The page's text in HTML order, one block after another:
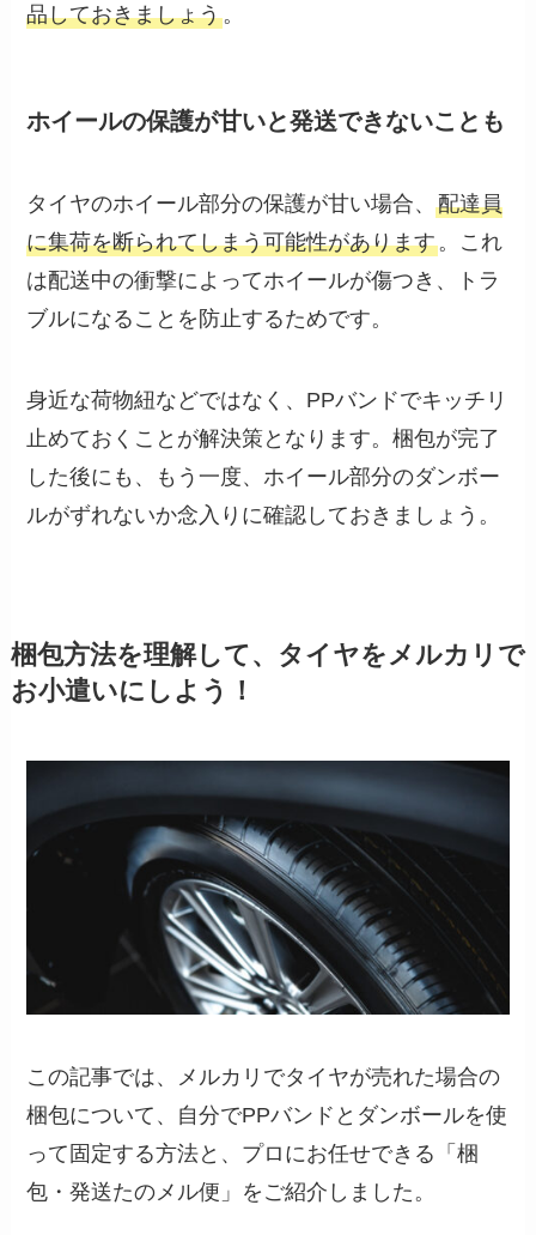
品しておきましょう。
ホイールの保護が甘いと発送できないことも
タイヤのホイール部分の保護が甘い場合、配達員
に集荷を断られてしまう可能性があります。これ
は配送中の衝撃によってホイールが傷つき、トラ
ブルになることを防止するためです。
身近な荷物紐などではなく、PPバンドでキッチリ
止めておくことが解決策となります。梱包が完了
した後にも、もう一度、ホイール部分のダンボー
ルがずれないか念入りに確認しておきましょう。
梱包方法を理解して、タイヤをメルカリで
お小遣いにしよう！
この記事では、メルカリでタイヤが売れた場合の
梱包について、自分でPPバンドとダンボールを使
って固定する方法と、プロにお任せできる「梱
包・発送たのメル便」をご紹介しました。